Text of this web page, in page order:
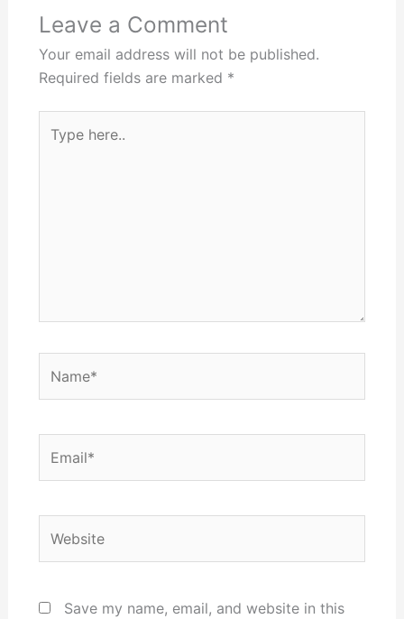
Leave a Comment
Your email address will not be published.
Required fields are marked *
here..
Save my name, email, and website in this